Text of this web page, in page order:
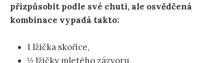
přizpůsobit podle své chuti, ale osvědčená
kombinace vypadá takto:
1 lžička skořice,
½ lžičky mletého zázvoru,